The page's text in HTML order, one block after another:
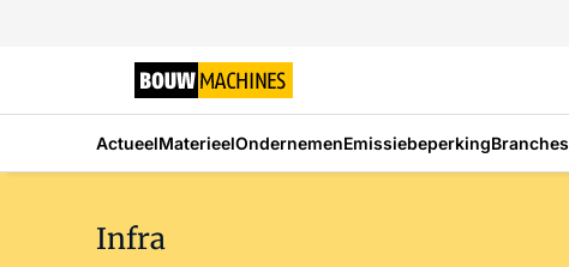
ActueelMaterieelOndernemenEmissiebeperkingBranches
Infra